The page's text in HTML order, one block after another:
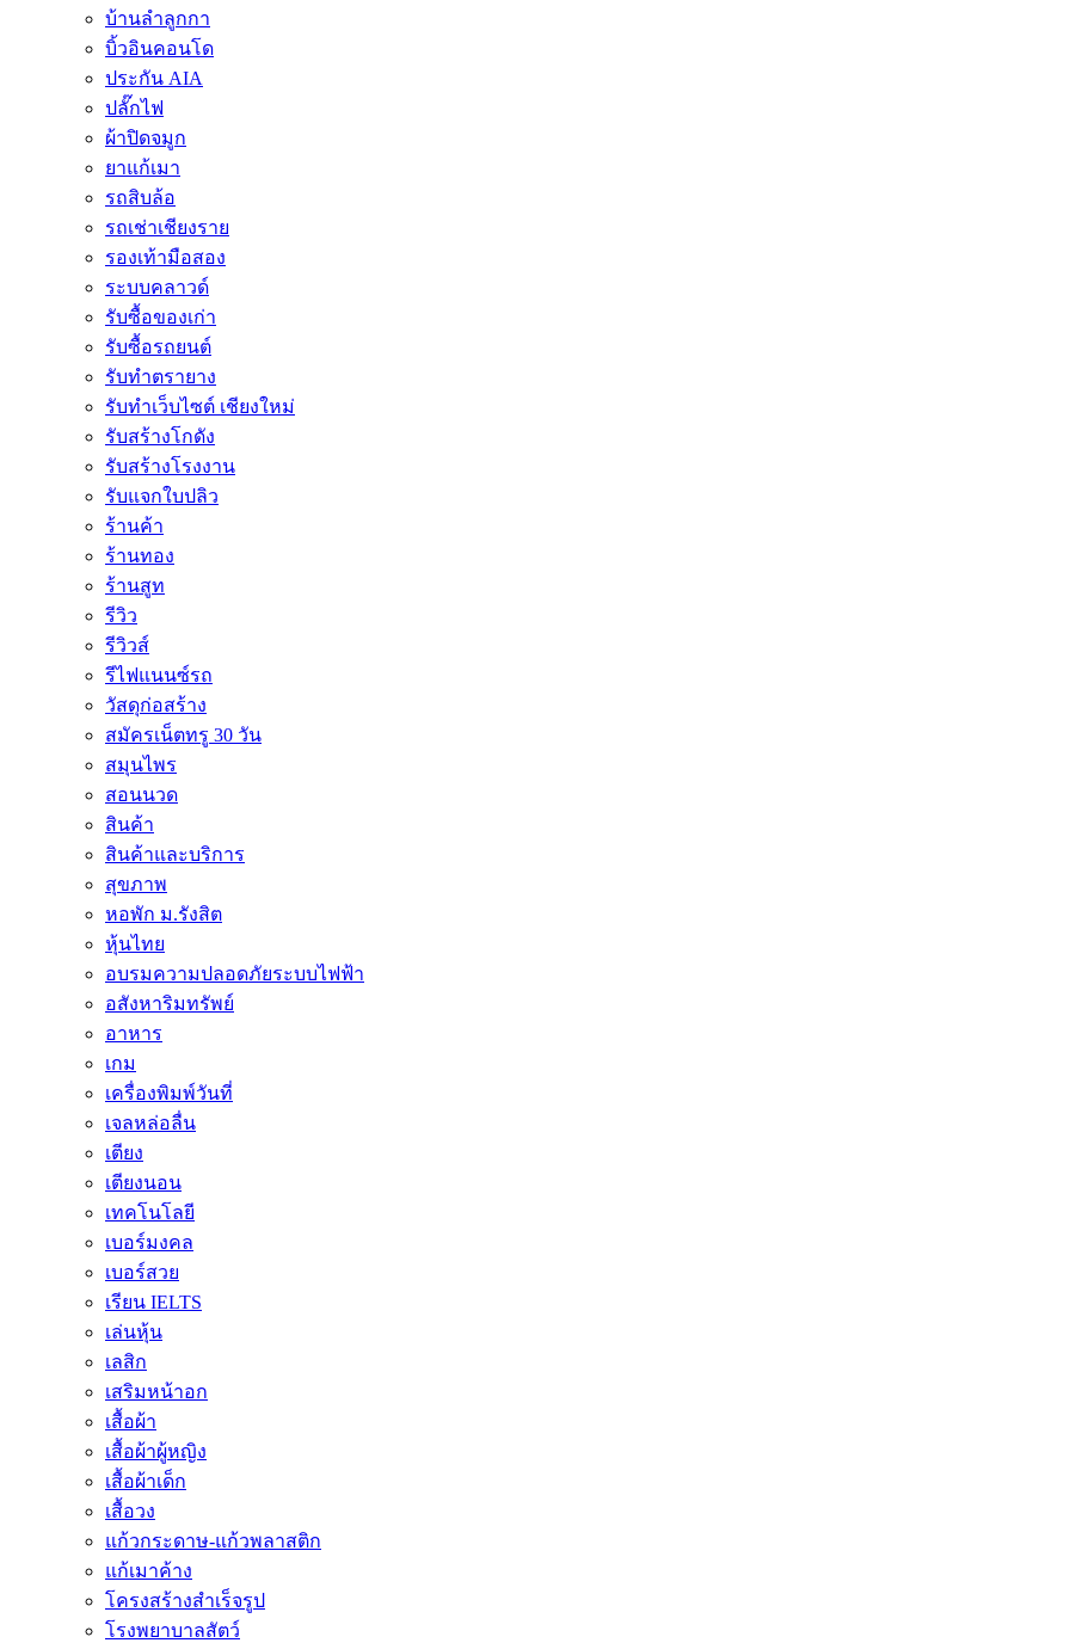
บ้านลำลูกกา
บิ้วอินคอนโด
ประกัน AIA
ปลั๊กไฟ
ผ้าปิดจมูก
ยาแก้เมา
รถสิบล้อ
รถเช่าเชียงราย
รองเท้ามือสอง
ระบบคลาวด์
รับซื้อของเก่า
รับซื้อรถยนต์
รับทำตรายาง
รับทำเว็บไซต์ เชียงใหม่
รับสร้างโกดัง
รับสร้างโรงงาน
รับแจกใบปลิว
ร้านค้า
ร้านทอง
ร้านสูท
รีวิว
รีวิวส์
รีไฟแนนซ์รถ
วัสดุก่อสร้าง
สมัครเน็ตทรู 30 วัน
สมุนไพร
สอนนวด
สินค้า
สินค้าและบริการ
สุขภาพ
หอพัก ม.รังสิต
หุ้นไทย
อบรมความปลอดภัยระบบไฟฟ้า
อสังหาริมทรัพย์
อาหาร
เกม
เครื่องพิมพ์วันที่
เจลหล่อลื่น
เตียง
เตียงนอน
เทคโนโลยี
เบอร์มงคล
เบอร์สวย
เรียน IELTS
เล่นหุ้น
เลสิก
เสริมหน้าอก
เสื้อผ้า
เสื้อผ้าผู้หญิง
เสื้อผ้าเด็ก
เสื้อวง
แก้วกระดาษ-แก้วพลาสติก
แก้เมาค้าง
โครงสร้างสำเร็จรูป
โรงพยาบาลสัตว์